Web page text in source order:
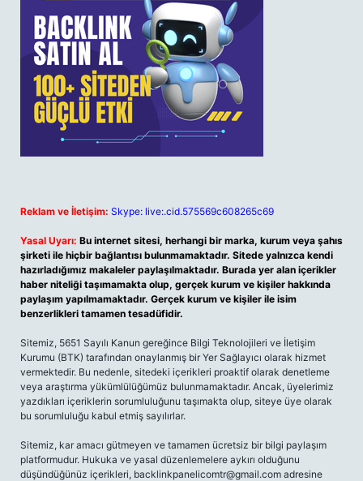
Reklam ve İletişim: Skype: live:.cid.575569c608265c69
Yasal Uyarı: Bu internet sitesi, herhangi bir marka, kurum veya şahıs
şirketi ile hiçbir bağlantısı bulunmamaktadır. Sitede yalnızca kendi
hazırladığımız makaleler paylaşılmaktadır. Burada yer alan içerikler
haber niteliği taşımamakta olup, gerçek kurum ve kişiler hakkında
paylaşım yapılmamaktadır. Gerçek kurum ve kişiler ile isim
benzerlikleri tamamen tesadüfidir.
Sitemiz, 5651 Sayılı Kanun gereğince Bilgi Teknolojileri ve İletişim
Kurumu (BTK) tarafından onaylanmış bir Yer Sağlayıcı olarak hizmet
vermektedir. Bu nedenle, sitedeki içerikleri proaktif olarak denetleme
veya araştırma yükümlülüğümüz bulunmamaktadır. Ancak, üyelerimiz
yazdıkları içeriklerin sorumluluğunu taşımakta olup, siteye üye olarak
bu sorumluluğu kabul etmiş sayılırlar.
Sitemiz, kar amacı gütmeyen ve tamamen ücretsiz bir bilgi paylaşım
platformudur. Hukuka ve yasal düzenlemelere aykırı olduğunu
düşündüğünüz içerikleri, backlinkpanelicomtr@gmail.com adresine